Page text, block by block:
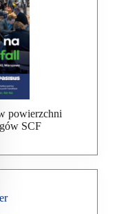
powierzchni
SCF